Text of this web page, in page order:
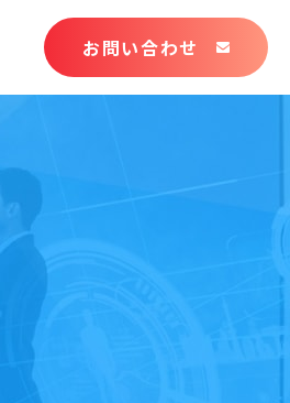
お問い合わせ